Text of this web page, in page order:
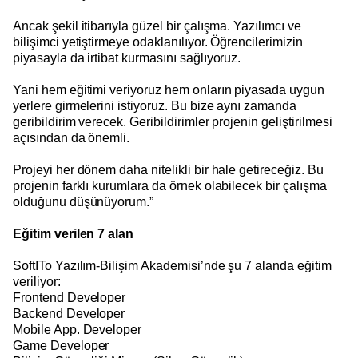
Ancak şekil itibarıyla güzel bir çalışma. Yazılımcı ve
bilişimci yetiştirmeye odaklanılıyor. Öğrencilerimizin
piyasayla da irtibat kurmasını sağlıyoruz.
Yani hem eğitimi veriyoruz hem onların piyasada uygun
yerlere girmelerini istiyoruz. Bu bize aynı zamanda
geribildirim verecek. Geribildirimler projenin geliştirilmesi
açısından da önemli.
Projeyi her dönem daha nitelikli bir hale getireceğiz. Bu
projenin farklı kurumlara da örnek olabilecek bir çalışma
olduğunu düşünüyorum.”
Eğitim verilen 7 alan
SoftITo Yazılım-Bilişim Akademisi’nde şu 7 alanda eğitim
veriliyor:
Frontend Developer
Backend Developer
Mobile App. Developer
Game Developer